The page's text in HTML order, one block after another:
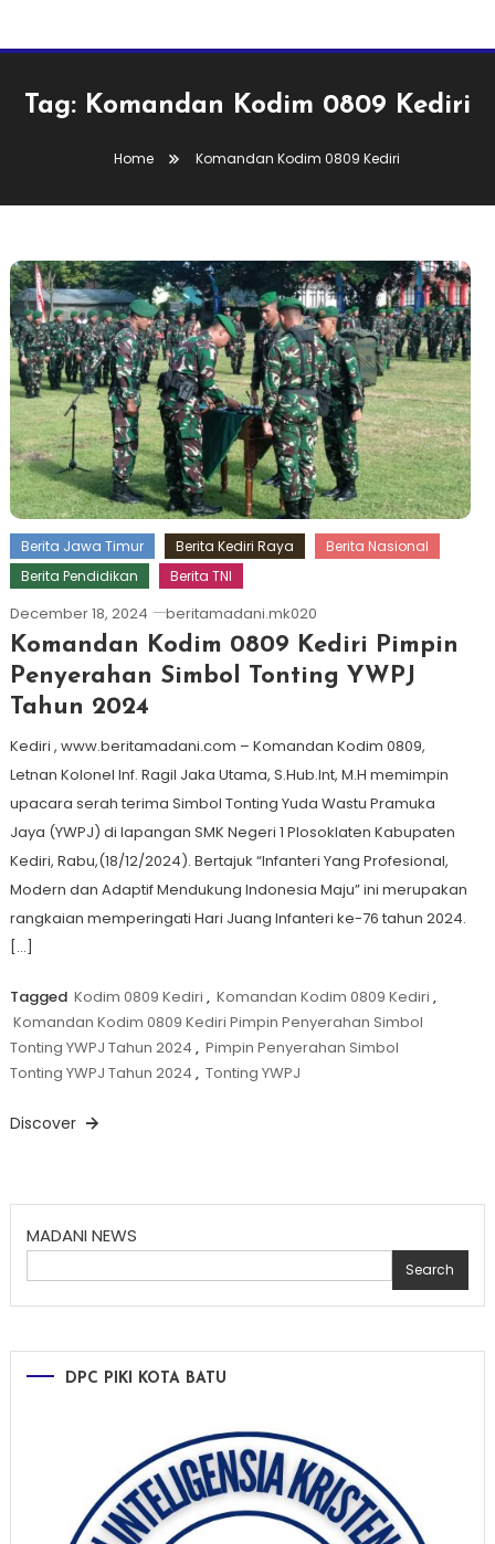
Tag: Komandan Kodim 0809 Kediri
Home Komandan Kodim 0809 Kediri
Berita Jawa Timur Berita Kediri Raya
Berita Nasional
Berita Pendidikan
Berita TNI
December 18, 2024 beritamadani.mk020
Komandan Kodim 0809 Kediri Pimpin
Penyerahan Simbol Tonting YWPJ
Tahun 2024
Kediri , www.beritamadani.com – Komandan Kodim 0809,
Letnan Kolonel Inf. Ragil Jaka Utama, S.Hub.Int, M.H memimpin
upacara serah terima Simbol Tonting Yuda Wastu Pramuka
Jaya (YWPJ) di lapangan SMK Negeri 1 Plosoklaten Kabupaten
Kediri, Rabu,(18/12/2024). Bertajuk “Infanteri Yang Profesional,
Modern dan Adaptif Mendukung Indonesia Maju” ini merupakan
rangkaian memperingati Hari Juang Infanteri ke-76 tahun 2024.
[…]
Tagged Kodim 0809 Kediri , Komandan Kodim 0809 Kediri ,
Komandan Kodim 0809 Kediri Pimpin Penyerahan Simbol
Tonting YWPJ Tahun 2024 , Pimpin Penyerahan Simbol
Tonting YWPJ Tahun 2024 , Tonting YWPJ
Discover
MADANI NEWS
Search
DPC PIKI KOTA BATU